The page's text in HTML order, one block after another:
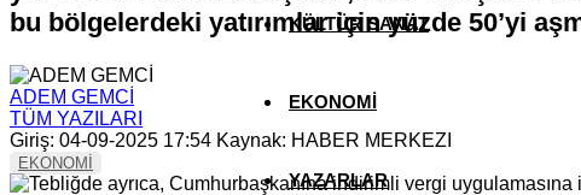
KÜLTÜR SANAT
EKONOMİ
YAZARLAR
bu bölgelerdeki yatırımlar için yüzde 50’yi
ADEM GEMCİ
TÜM YAZILARI
Giriş: 04-09-2025 17:54 Kaynak: HABER MERKEZI
EKONOMİ